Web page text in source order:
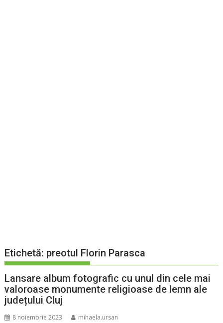
Etichetă: preotul Florin Parasca
Lansare album fotografic cu unul din cele mai
valoroase monumente religioase de lemn ale
județului Cluj
8 noiembrie 2023 mihaela.ursan